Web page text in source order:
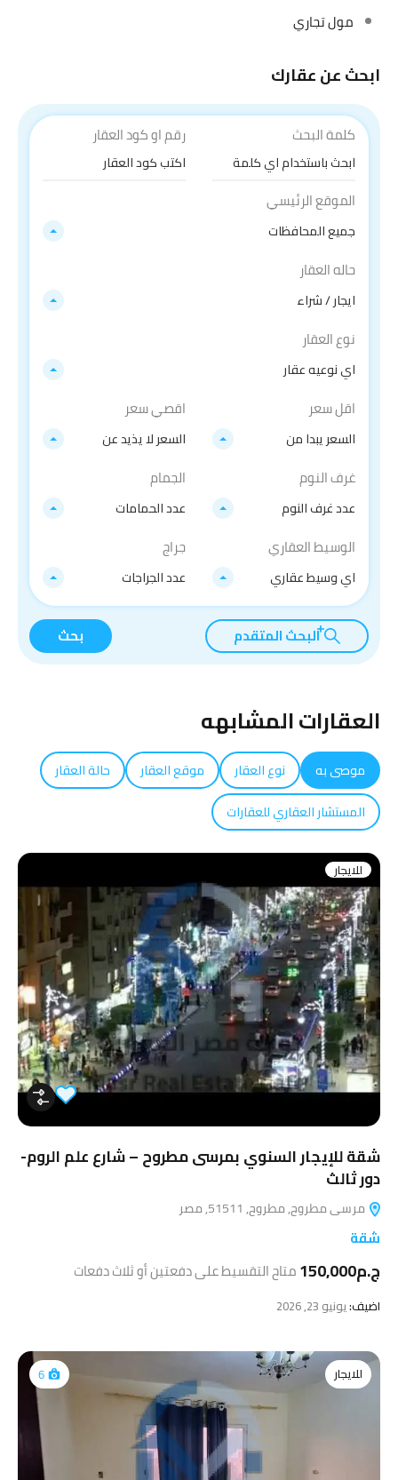
مول تجاري
ابحث عن عقارك
كلمة البحث رقم او كود العقار
الموقع الرئيسي
جميع المحافظات
حاله العقار
ايجار / شراء
نوع العقار
اي نوعيه عقار
اقل سعر
السعر يبدا من
اقصي سعر
السعر لا يذيد عن
غرف النوم
عدد غرف النوم
الجمام
عدد الحمامات
الوسيط العقاري
اي وسيط عقاري
جراج
عدد الجراجات
البحث المتقدم بحث
العقارات المشابهه
موصى به نوع العقار موقع العقار
حالة العقار
المستشار العقاري للعقارات
للايجار
شقة للإيجار السنوي بمرسى مطروح – شارع علم الروم-
دور ثالث
مرسى مطروح, مطروح, 51511, مصر
شقة
ج.م150,000 متاح التقسيط على دفعتين أو ثلاث دفعات
اضيف:يونيو 23, 2026
للايجار 6